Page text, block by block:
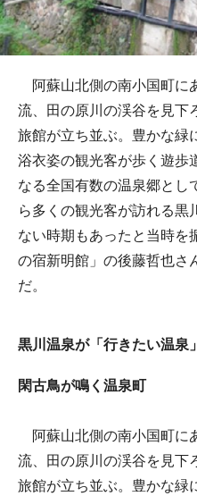
阿蘇山北側の南小国町に
流、田の原川の渓谷を見下
旅館が立ち並ぶ。豊かな緑
浴衣姿の観光客が歩く遊歩
なる全国有数の温泉郷とし
ら多くの観光客が訪れる黒
ない時期もあったと当時を
の宿新明館」の後藤哲也さ
だ。
黒川温泉が「行きたい温泉
閑古鳥が鳴く温泉町
阿蘇山北側の南小国町に
流、田の原川の渓谷を見下
旅館が立ち並ぶ。豊かな緑